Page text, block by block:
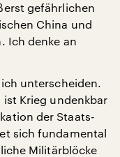
gefährlichen
China und
Ich denke an
unterscheiden.
Krieg undenkbar
der Staats-
sich fundamental
Militärblöcke